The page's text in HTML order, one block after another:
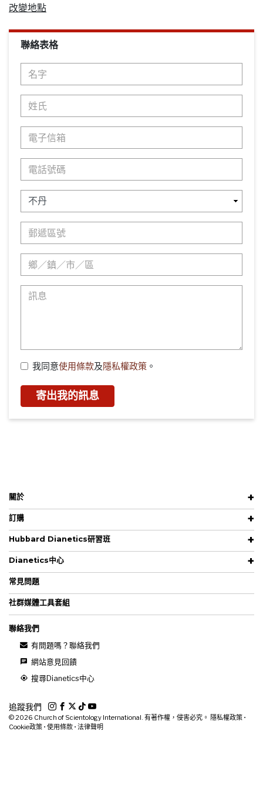
改變地點
聯絡表格
我同意使用條款及隱私權政策 。
寄出我的訊息
關於
訂購
Hubbard Dianetics研習班
Dianetics中心
常見問題
社群媒體工具套組
聯絡我們
有問題嗎？聯絡我們
網站意見回饋
搜尋Dianetics中心
追蹤我們
© 2026 Church of Scientology International. 有著作權，侵害必究。 隱私權政策 •
Cookie政策 • 使用條款 • 法律聲明